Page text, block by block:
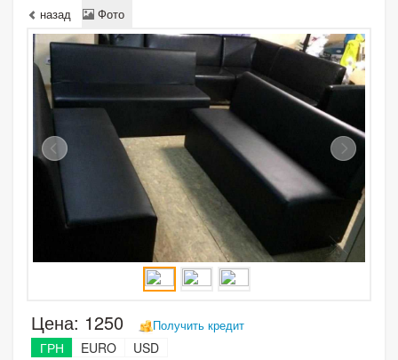
назад Фото
Цена: 1250 Получить кредит
ГРН EURO USD